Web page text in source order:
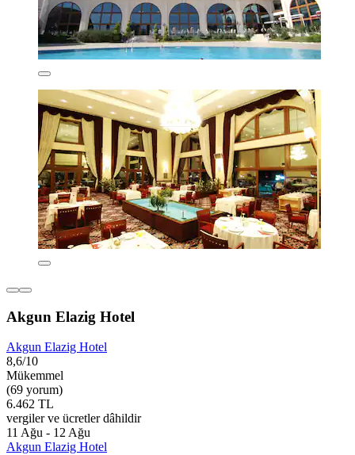
Akgun Elazig Hotel
Akgun Elazig Hotel
8,6/10
Mükemmel
(69 yorum)
6.462 TL
vergiler ve ücretler dâhildir
11 Ağu - 12 Ağu
Akgun Elazig Hotel